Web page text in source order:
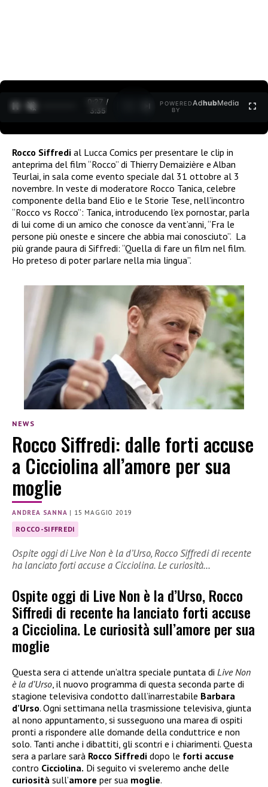
0:28 /
3:35
POWERED
BY
AdhubMedia
Rocco Siffredi al Lucca Comics per presentare le clip in
anteprima del film “Rocco” di Thierry Demaizière e Alban
Teurlai, in sala come evento speciale dal 31 ottobre al 3
novembre. In veste di moderatore Rocco Tanica, celebre
componente della band Elio e le Storie Tese, nell’incontro
“Rocco vs Rocco”: Tanica, introducendo l’ex pornostar, parla
di lui come di un amico che conosce da vent’anni, “Fra le
persone più oneste e sincere che abbia mai conosciuto”. La
più grande paura di Siffredi: “Quella di fare un film nel film.
Ho preteso di poter parlare nella mia lingua”.
NEWS
Rocco Siffredi: dalle forti accuse
a Cicciolina all’amore per sua
moglie
ANDREA SANNA | 15 MAGGIO 2019
ROCCO-SIFFREDI
Ospite oggi di Live Non è la d’Urso, Rocco Siffredi di recente
ha lanciato forti accuse a Cicciolina. Le curiosità…
Ospite oggi di Live Non è la d’Urso, Rocco
Siffredi di recente ha lanciato forti accuse
a Cicciolina. Le curiosità sull’amore per sua
moglie
Questa sera ci attende un’altra speciale puntata di Live Non
è la d’Urso, il nuovo programma di questa seconda parte di
stagione televisiva condotto dall’inarrestabile Barbara
d’Urso. Ogni settimana nella trasmissione televisiva, giunta
al nono appuntamento, si susseguono una marea di ospiti
pronti a rispondere alle domande della conduttrice e non
solo. Tanti anche i dibattiti, gli scontri e i chiarimenti. Questa
sera a parlare sarà Rocco Siffredi dopo le forti accuse
contro Cicciolina. Di seguito vi sveleremo anche delle
curiosità sull’amore per sua moglie.